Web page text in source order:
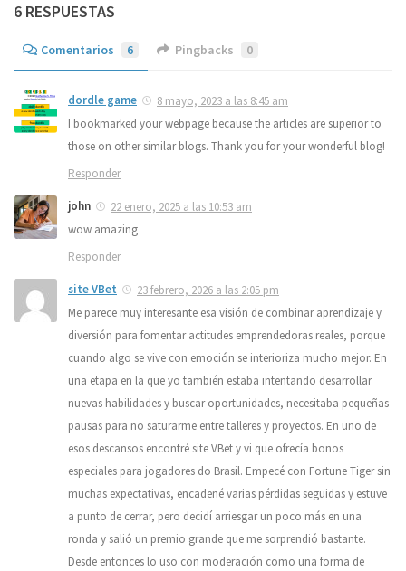
6 RESPUESTAS
Comentarios 6 Pingbacks 0
dordle game
8 mayo, 2023 a las 8:45 am
I bookmarked your webpage because the articles are superior to
those on other similar blogs. Thank you for your wonderful blog!
Responder
john
22 enero, 2025 a las 10:53 am
wow amazing
Responder
site VBet
23 febrero, 2026 a las 2:05 pm
Me parece muy interesante esa visión de combinar aprendizaje y
diversión para fomentar actitudes emprendedoras reales, porque
cuando algo se vive con emoción se interioriza mucho mejor. En
una etapa en la que yo también estaba intentando desarrollar
nuevas habilidades y buscar oportunidades, necesitaba pequeñas
pausas para no saturarme entre talleres y proyectos. En uno de
esos descansos encontré site VBet y vi que ofrecía bonos
especiales para jogadores do Brasil. Empecé con Fortune Tiger sin
muchas expectativas, encadené varias pérdidas seguidas y estuve
a punto de cerrar, pero decidí arriesgar un poco más en una
ronda y salió un premio grande que me sorprendió bastante.
Desde entonces lo uso con moderación como una forma de